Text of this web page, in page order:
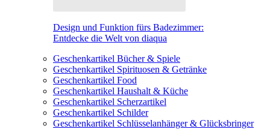
Design und Funktion fürs Badezimmer:
Entdecke die Welt von diaqua
Geschenkartikel Bücher & Spiele
Geschenkartikel Spirituosen & Getränke
Geschenkartikel Food
Geschenkartikel Haushalt & Küche
Geschenkartikel Scherzartikel
Geschenkartikel Schilder
Geschenkartikel Schlüsselanhänger & Glücksbringer